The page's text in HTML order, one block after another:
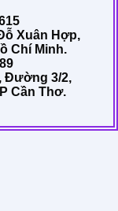
Xuân Hợp,
Chí Minh.
Đường 3/2,
Cần Thơ.